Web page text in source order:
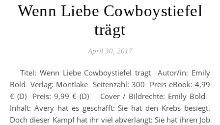
Wenn Liebe Cowboystiefel
trägt
April 30, 2017
Titel: Wenn Liebe Cowboystiefel trägt Autor/in: Emily
Bold Verlag: Montlake Seitenzahl: 300 Preis eBook: 4,99
€ (D) Preis: 9,99 € (D) Cover / Bildrechte: Emily Bold
Inhalt: Avery hat es geschafft: Sie hat den Krebs besiegt.
Doch dieser Kampf hat ihr viel abverlangt: Sie hat ihren Job